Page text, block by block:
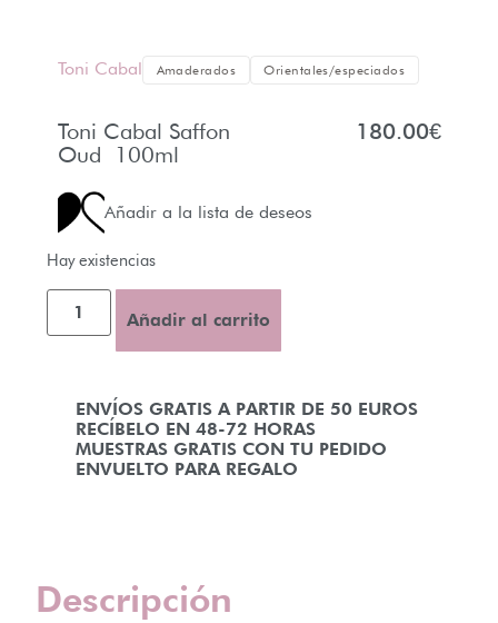
Toni Cabal Amaderados Orientales/especiados
Toni Cabal Saffon
Oud 100ml
180.00€
Añadir a la lista de deseos
ENVÍOS GRATIS A PARTIR DE 50 EUROS
RECÍBELO EN 48-72 HORAS
MUESTRAS GRATIS CON TU PEDIDO
ENVUELTO PARA REGALO
Hay existencias
Añadir al carrito
Descripción